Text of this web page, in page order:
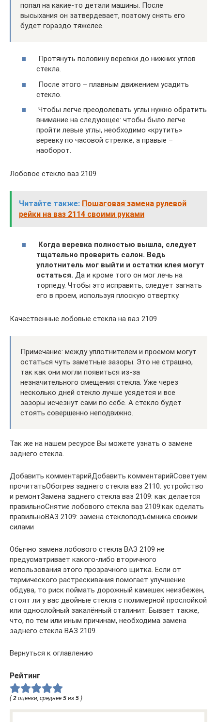
попал на какие-то детали машины. После
высыхания он затвердевает, поэтому снять его
будет гораздо тяжелее.
​ Протянуть половину веревки до нижних углов
стекла.
​ После этого – плавным движением усадить
стекло.
​ Чтобы легче преодолевать углы нужно обратить
внимание на следующее: чтобы было легче
пройти левые углы, необходимо «крутить»
веревку по часовой стрелке, а правые –
наоборот.
Лобовое стекло ваз 2109
Читайте также: Пошаговая замена рулевой
рейки на ваз 2114 своими руками
Когда веревка полностью вышла, следует
тщательно проверить салон. Ведь
уплотнитель мог выйти и остатки клея могут
остаться. Да и кроме того он мог лечь на
торпеду. Чтобы это исправить, следует загнать
его в проем, используя плоскую отвертку.
Качественные лобовые стекла на ваз 2109
Примечание: между уплотнителем и проемом могут
остаться чуть заметные зазоры. Это не страшно,
так как они могли появиться из-за
незначительного смещения стекла. Уже через
несколько дней стекло лучше усядется и все
зазоры исчезнут сами по себе. А стекло будет
стоять совершенно неподвижно.
Так же на нашем ресурсе Вы можете узнать о замене
заднего стекла.
Добавить комментарийДобавить комментарийСоветуем
прочитатьОбогрев заднего стекла ваз 2110: устройство
и ремонтЗамена заднего стекла ваз 2109: как делается
правильноСнятие лобового стекла ваз 2109:как сделать
правильноВАЗ 2109: замена стеклоподъёмника своими
силами
Обычно замена лобового стекла ВАЗ 2109 не
предусматривает какого-либо вторичного
использования этого прозрачного щитка. Если от
термического растрескивания помогает улучшение
обдува, то риск поймать дорожный камешек неизбежен,
стоят ли у вас двойные стекла с полимерной прослойкой
или однослойный закалённый сталинит. Бывает также,
что, по тем или иным причинам, необходима замена
заднего стекла ВАЗ 2109.
Вернуться к оглавлению
Рейтинг
( 2 оценки, среднее 5 из 5 )